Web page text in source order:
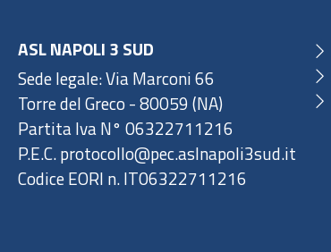
ASL NAPOLI 3 SUD
Sede legale: Via Marconi 66
Torre del Greco - 80059 (NA)
Partita Iva N° 06322711216
P.E.C. protocollo@pec.aslnapoli3sud.it
Codice EORI n. IT06322711216